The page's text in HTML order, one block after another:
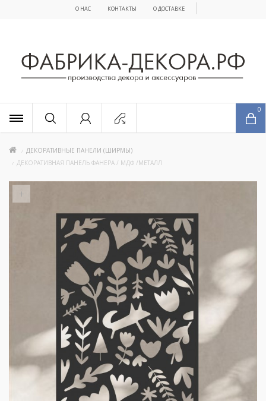
О НАС КОНТАКТЫ О ДОСТАВКЕ
0
ДЕКОРАТИВНЫЕ ПАНЕЛИ (ШИРМЫ)
ДЕКОРАТИВНАЯ ПАНЕЛЬ ФАНЕРА / МДФ /МЕТАЛЛ
+